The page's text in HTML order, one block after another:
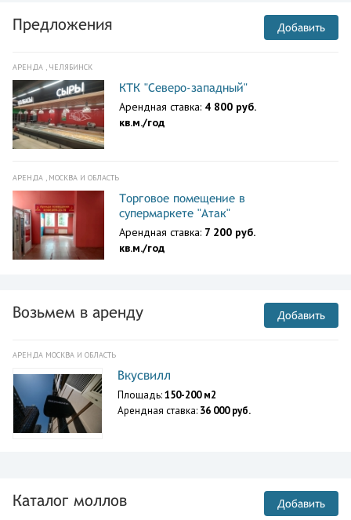
Предложения Добавить
АРЕНДА , ЧЕЛЯБИНСК
КТК "Северо-западный"
Арендная ставка: 4 800 руб.
кв.м./год
АРЕНДА , МОСКВА И ОБЛАСТЬ
Торговое помещение в
супермаркете "Атак"
Арендная ставка: 7 200 руб.
кв.м./год
Возьмем в аренду Добавить
АРЕНДА МОСКВА И ОБЛАСТЬ
Вкусвилл
Площадь:150-200 м2
Арендная ставка: 36 000 руб.
Каталог моллов Добавить